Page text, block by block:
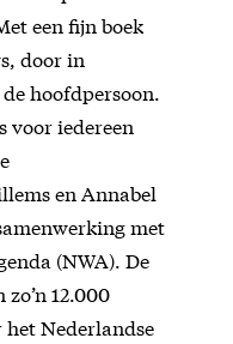
een fijn boek
door in
hoofdpersoon.
voor iedereen
en Annabel
met
(NWA). De
12.000
Nederlandse